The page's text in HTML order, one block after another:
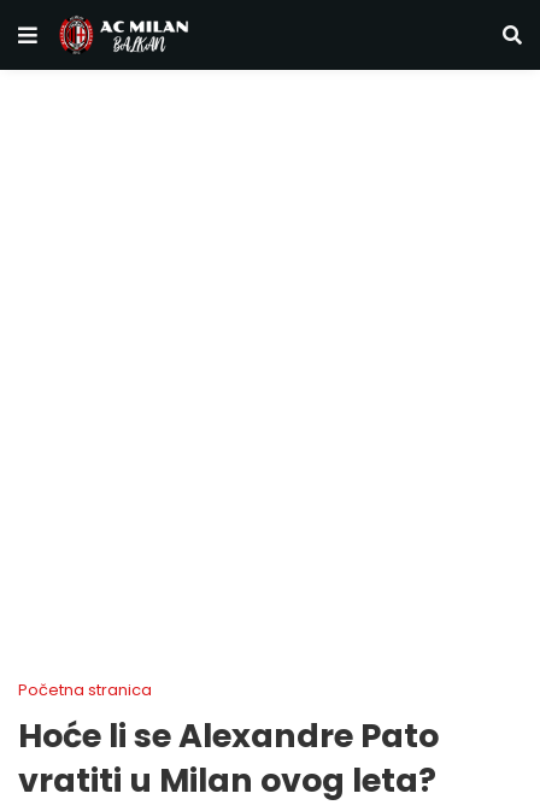
Početna stranica
Hoće li se Alexandre Pato
vratiti u Milan ovog leta?